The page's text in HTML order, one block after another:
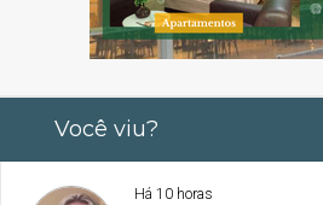
Você viu?
Há 10 horas